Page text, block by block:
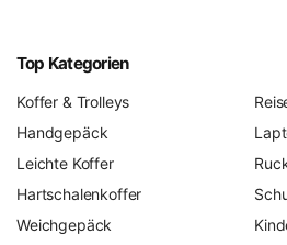
Top Kategorien
Koffer & Trolleys
Handgepäck
Leichte Koffer
Hartschalenkoffer
Weichgepäck